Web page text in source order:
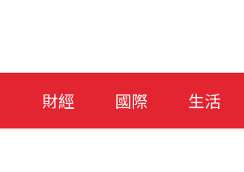
財經 國際 生活